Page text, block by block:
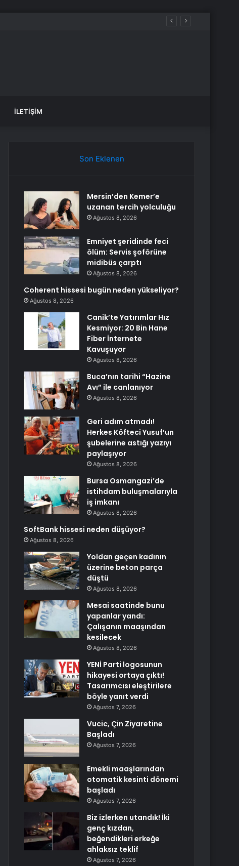
İLETIŞIM
Son Eklenen
Mersin’den Kemer’e
uzanan tercih yolculuğu
Ağustos 8, 2026
Emniyet şeridinde feci
ölüm: Servis şoförüne
midibüs çarptı
Ağustos 8, 2026
Coherent hissesi bugün neden yükseliyor?
Ağustos 8, 2026
Canik’te Yatırımlar Hız
Kesmiyor: 20 Bin Hane
Fiber İnternete
Kavuşuyor
Ağustos 8, 2026
Buca’nın tarihi “Hazine
Avı” ile canlanıyor
Ağustos 8, 2026
Geri adım atmadı!
Herkes Köfteci Yusuf’un
şubelerine astığı yazıyı
paylaşıyor
Ağustos 8, 2026
Bursa Osmangazi’de
istihdam buluşmalarıyla
iş imkanı
Ağustos 8, 2026
SoftBank hissesi neden düşüyor?
Ağustos 8, 2026
Yoldan geçen kadının
üzerine beton parça
düştü
Ağustos 8, 2026
Mesai saatinde bunu
yapanlar yandı:
Çalışanın maaşından
kesilecek
Ağustos 8, 2026
YENİ Parti logosunun
hikayesi ortaya çıktı!
Tasarımcısı eleştirilere
böyle yanıt verdi
Ağustos 7, 2026
Vucic, Çin Ziyaretine
Başladı
Ağustos 7, 2026
Emekli maaşlarından
otomatik kesinti dönemi
başladı
Ağustos 7, 2026
Biz izlerken utandık! İki
genç kızdan,
beğendikleri erkeğe
ahlaksız teklif
Ağustos 7, 2026